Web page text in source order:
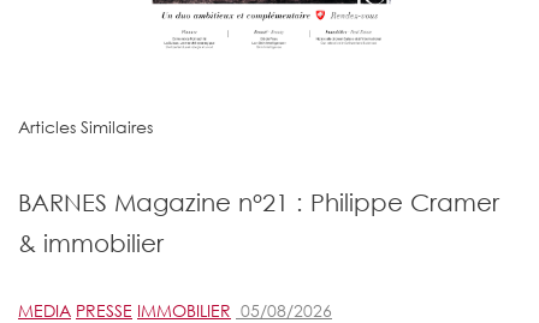
Articles Similaires
BARNES Magazine n°21 : Philippe Cramer
& immobilier
MEDIA PRESSE IMMOBILIER 05/08/2026